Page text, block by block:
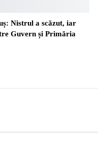
Nistrul a scăzut, iar
Guvern și Primăria